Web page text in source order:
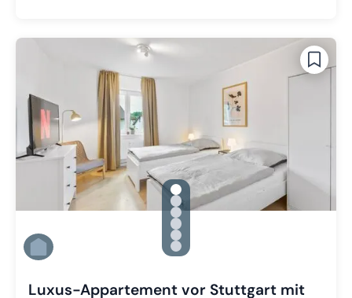
gallery.slide_selector
Zu Slide 1 wechseln
Zu Slide 2 wechseln
Zu Slide 3 wechseln
Zu Slide 4 wechseln
Zu Slide 5 wechseln
Zu Slide 6 wechseln
Luxus-Appartement vor Stuttgart mit